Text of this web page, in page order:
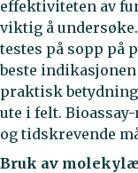
effektiviteten av
viktig å
testes på sopp på
beste
praktisk
ute i felt.
og tidskrevende
Bruk av